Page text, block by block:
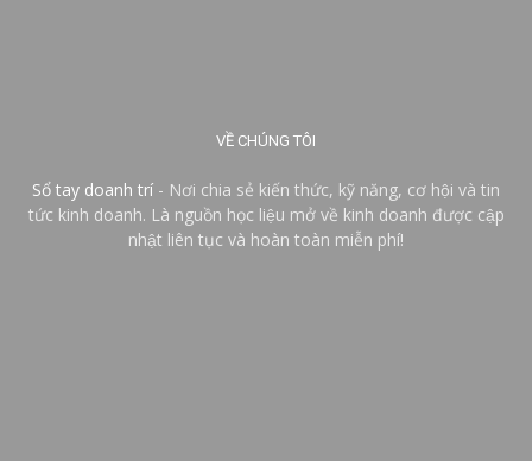
VỀ CHÚNG TÔI
Sổ tay doanh trí - Nơi chia sẻ kiến thức, kỹ năng, cơ hội và tin
tức kinh doanh. Là nguồn học liệu mở về kinh doanh được cập
nhật liên tục và hoàn toàn miễn phí!